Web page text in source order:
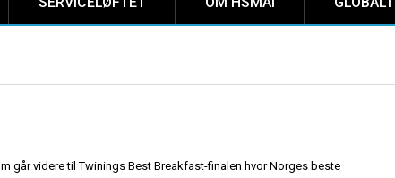
går videre til Twinings Best Breakfast-finalen hvor Norges beste